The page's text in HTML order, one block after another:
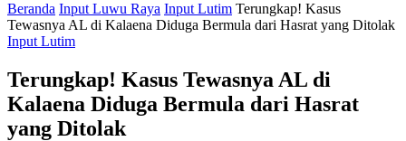
Beranda Input Luwu Raya Input Lutim Terungkap! Kasus
Tewasnya AL di Kalaena Diduga Bermula dari Hasrat yang Ditolak
Input Lutim
Terungkap! Kasus Tewasnya AL di
Kalaena Diduga Bermula dari Hasrat
yang Ditolak